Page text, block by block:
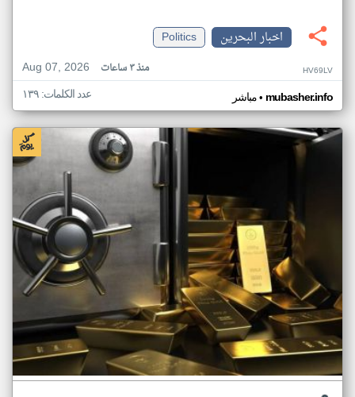
اخبار البحرين
Politics
Aug 07, 2026
منذ ٣ ساعات HV69LV
مباشر• mubasher.info عدد الكلمات: ١٣٩